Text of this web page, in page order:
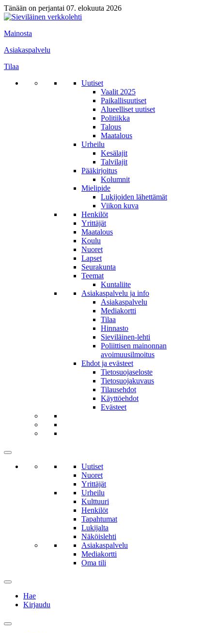
Tänään on perjantai 07. elokuuta 2026
Mainosta
Asiakaspalvelu
Tilaa
Uutiset
Vaalit 2025
Paikallisuutiset
Alueelliset uutiset
Politiikka
Talous
Maatalous
Urheilu
Kesälajit
Talvilajit
Pääkirjoitus
Kolumnit
Mielipide
Lukijoiden lähettämät
Viikon kuva
Henkilöt
Yrittäjät
Maatalous
Koulu
Nuoret
Lapset
Seurakunta
Teemat
Kuntaliite
Asiakaspalvelu ja info
Asiakaspalvelu
Mediakortti
Tilaa
Hinnasto
Sieviläinen-lehti
Poliittisen mainonnan
avoimuusilmoitus
Ehdot ja evästeet
Tietosuojaseloste
Tietosuojakuvaus
Tilausehdot
Käyttöehdot
Evästeet
Uutiset
Nuoret
Yrittäjät
Urheilu
Kulttuuri
Henkilöt
Tapahtumat
Lukijalta
Näköislehti
Asiakaspalvelu
Mediakortti
Oma tili
Hae
Kirjaudu